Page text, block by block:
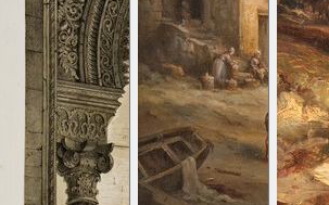
विवरण देखें